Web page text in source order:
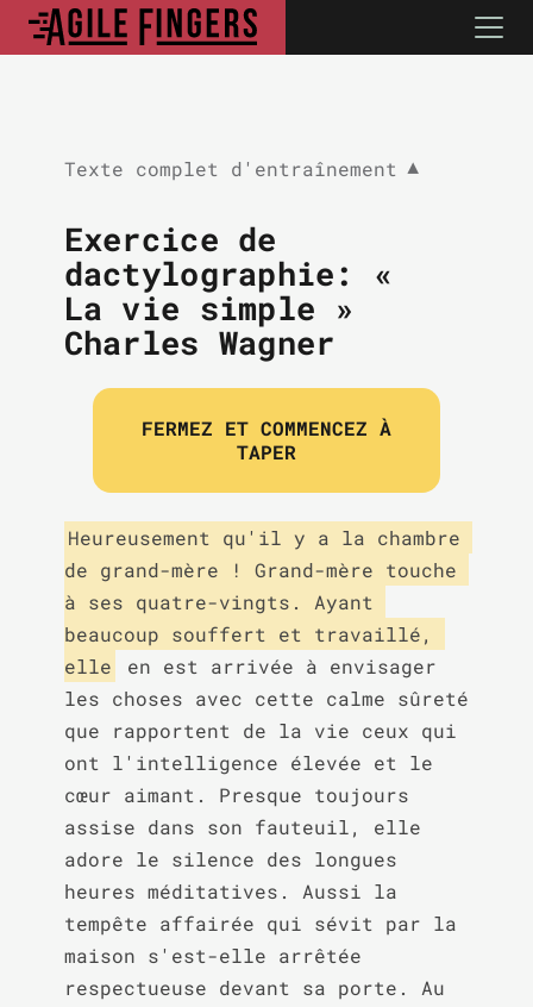
Texte complet d'entraînement ▼
Exercice de
dactylographie: «
La vie simple »
Charles Wagner
FERMEZ ET COMMENCEZ À
TAPER
Heureusement qu'il y a la chambre
de grand-mère ! Grand-mère touche
à ses quatre-vingts. Ayant
beaucoup souffert et travaillé,
elle
en est arrivée à envisager
les choses avec cette calme sûreté
que rapportent de la vie ceux qui
ont l'intelligence élevée et le
cœur aimant. Presque toujours
assise dans son fauteuil, elle
adore le silence des longues
heures méditatives. Aussi la
tempête affairée qui sévit par la
maison s'est-elle arrêtée
respectueuse devant sa porte. Au